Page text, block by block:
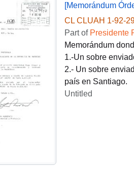
[Memorándum
CL CLUAH 1-92-
Part of Presidente
Memorándum
1.-Un sobre
2.- Un sobre
país en Santiago.
Untitled